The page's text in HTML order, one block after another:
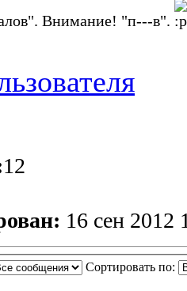
Внимание! "п---в".
12
16 сен 2012
Сортировать по: